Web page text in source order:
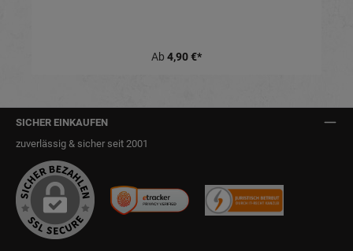
Ab 4,90 €*
SICHER EINKAUFEN
zuverlässig & sicher seit 2001